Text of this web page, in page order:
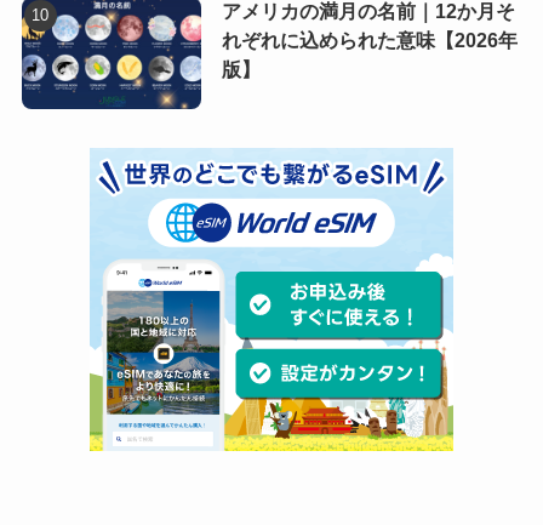
アメリカの満月の名前｜12か月そ
れぞれに込められた意味【2026年
版】